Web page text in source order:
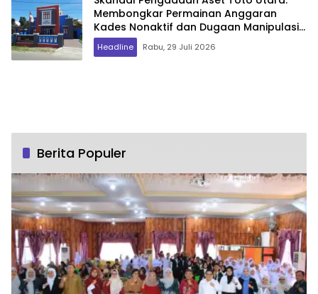
Membongkar Permainan Anggaran
Kades Nonaktif dan Dugaan Manipulasi
Laporan Keuangan
Headline Rabu, 29 Juli 2026
Berita Populer